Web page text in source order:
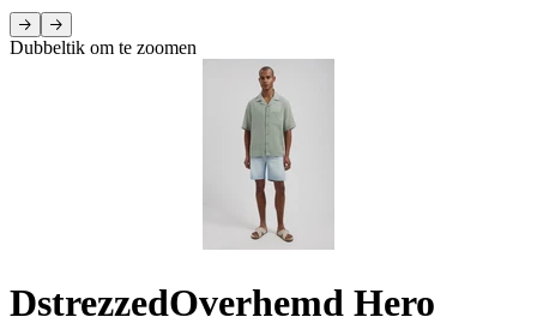
Dubbeltik om te zoomen
DstrezzedOverhemd Hero